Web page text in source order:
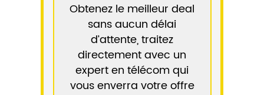
Obtenez le meilleur deal
sans aucun délai
d’attente, traitez
directement avec un
expert en télécom qui
vous enverra votre offre